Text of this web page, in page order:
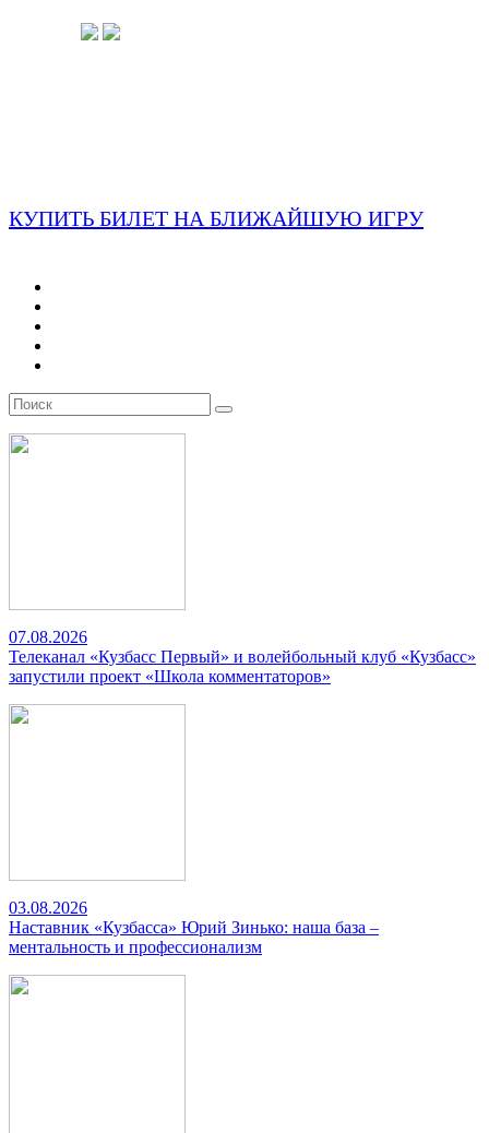
КУПИТЬ БИЛЕТ НА БЛИЖАЙШУЮ ИГРУ
07.08.2026
Телеканал «Кузбасс Первый» и волейбольный клуб «Кузбасс»
запустили проект «Школа комментаторов»
03.08.2026
Наставник «Кузбасса» Юрий Зинько: наша база –
ментальность и профессионализм